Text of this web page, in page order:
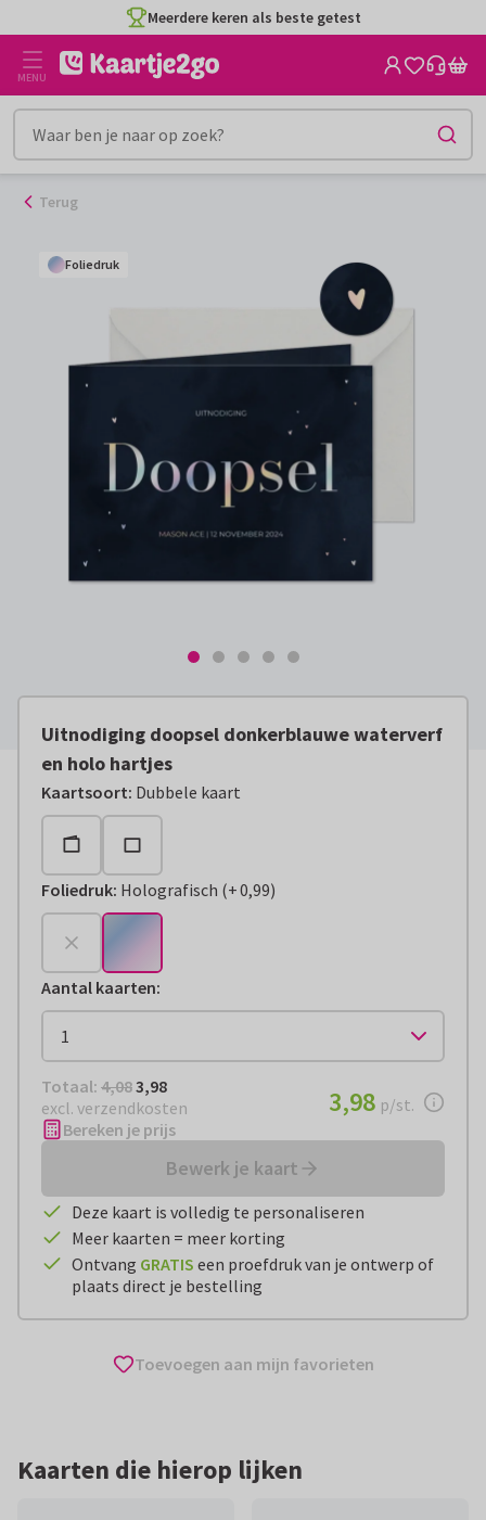
naar
inhoud
Meerdere keren als beste getest
MENU
Terug
Foliedruk
Foliedruk
Foliedruk
Foliedruk
Foliedruk
Uitnodiging doopsel donkerblauwe waterverf
en holo hartjes
Kaartsoort: Dubbele kaart
Foliedruk: Holografisch (
+€ 0,99
+0,99)
Aantal kaarten:
Totaal: € 3,98
Totaal: 4,083,98
excl. verzendkosten
€ 3,98per stuk
3,98 p/st.
Bereken je prijs
Bewerk je kaart
Deze kaart is volledig te personaliseren
Meer kaarten = meer korting
Ontvang GRATIS een proefdruk van je ontwerp of
plaats direct je bestelling
Toevoegen aan mijn favorieten
Kaarten die hierop lijken